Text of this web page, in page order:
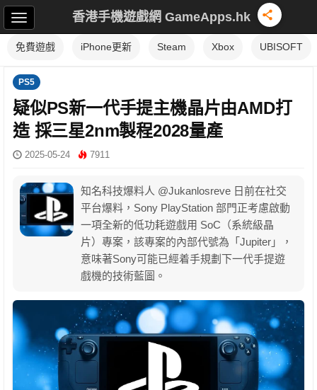
香港手機遊戲網 GameApps.hk
免費遊戲 iPhone更新 Steam Xbox UBISOFT
PS5
疑似PS新一代手提主機晶片由AMD打
造 採三星2nm製程2028量產
2025-05-24 7911
知名科技爆料人 @Jukanlosreve 日前在社交
平台爆料，Sony PlayStation 部門正考慮啟動
一項全新的低功耗遊戲用 SoC（系統級晶
片）專案，該專案的內部代號為「Jupiter」，
意味著Sony可能已經着手規劃下一代手提遊
戲機的技術藍圖。